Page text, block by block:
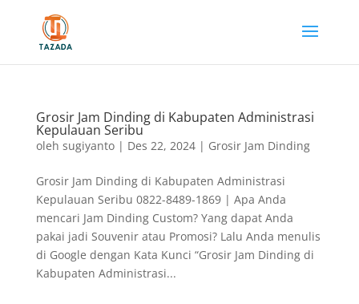
Grosir Jam Dinding di Kabupaten Administrasi
Kepulauan Seribu
oleh sugiyanto| Des 22, 2024| Grosir Jam Dinding
Grosir Jam Dinding di Kabupaten Administrasi
Kepulauan Seribu 0822-8489-1869 | Apa Anda
mencari Jam Dinding Custom? Yang dapat Anda
pakai jadi Souvenir atau Promosi? Lalu Anda menulis
di Google dengan Kata Kunci “Grosir Jam Dinding di
Kabupaten Administrasi...